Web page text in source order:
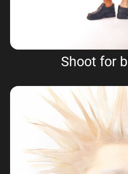
Shoot for